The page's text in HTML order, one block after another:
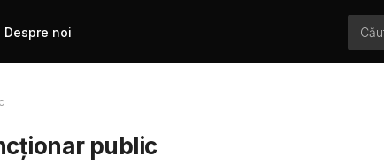
Despre noi
public